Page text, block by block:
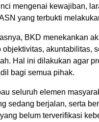
mengenai kewajiban,
yang terbukti
BKD menekankan
akuntabilitas,
Hal ini dilakukan agar
bagi semua pihak.
seluruh elemen
sedang berjalan, serta
belum terverifikasi